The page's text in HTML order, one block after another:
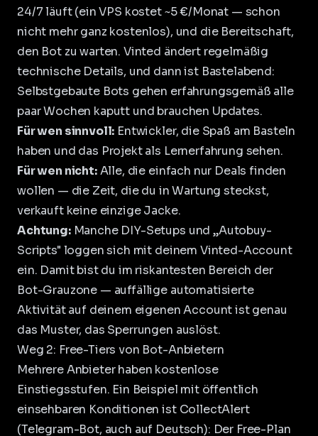
24/7 läuft (ein VPS kostet ~5 €/Monat — schon
nicht mehr ganz kostenlos), und die Bereitschaft,
den Bot zu warten. Vinted ändert regelmäßig
technische Details, und dann ist Bastelabend:
Selbstgebaute Bots gehen erfahrungsgemäß alle
paar Wochen kaputt und brauchen Updates.
Für wen sinnvoll: Entwickler, die Spaß am Basteln
haben und das Projekt als Lernerfahrung sehen.
Für wen nicht:Alle, die einfach nur Deals finden
wollen — die Zeit, die du in Wartung steckst,
verkauft keine einzige Jacke.
Achtung:Manche DIY-Setups und „Autobuy-
Scripts" loggen sich mit deinem Vinted-Account
ein. Damit bist du im riskantesten Bereich der
Bot-Grauzone — auffällige automatisierte
Aktivität auf deinem eigenen Account ist genau
das Muster, das Sperrungen auslöst.
Weg 2: Free-Tiers von Bot-Anbietern
Mehrere Anbieter haben kostenlose
Einstiegsstufen. Ein Beispiel mit öffentlich
einsehbaren Konditionen ist CollectAlert
(Telegram-Bot, auch auf Deutsch): Der Free-Plan